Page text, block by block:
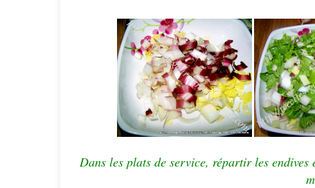
Dans les plats de service, répartir les